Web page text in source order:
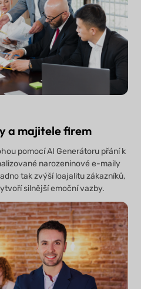
a majitele firem
pomocí AI Generátoru přání k
narozeninové e-maily
tak zvýší loajalitu zákazníků,
silnější emoční vazby.